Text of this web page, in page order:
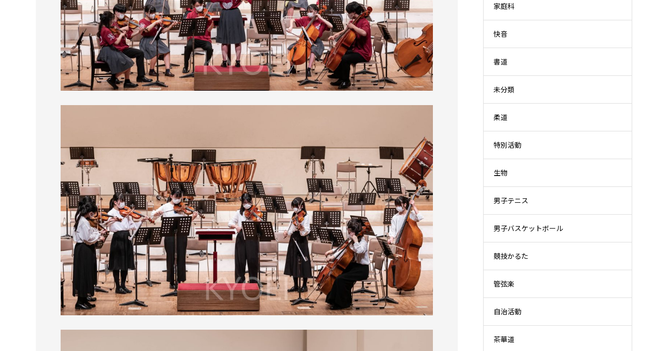
家庭科
快音
書道
未分類
柔道
特別活動
生物
男子テニス
男子バスケットボール
競技かるた
管弦楽
自治活動
茶華道